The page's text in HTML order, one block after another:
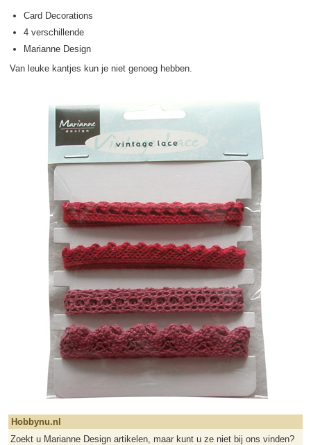
Card Decorations
4 verschillende
Marianne Design
Van leuke kantjes kun je niet genoeg hebben.
Hobbynu.nl
Zoekt u Marianne Design artikelen, maar kunt u ze niet bij ons vinden?